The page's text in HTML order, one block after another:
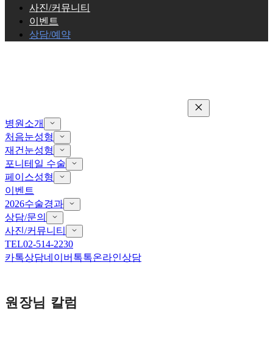
사진/커뮤니티
이벤트
상담/예약
병원소개
처음눈성형
재건눈성형
포니테일 수술
페이스성형
이벤트
2026수술경과
상담/문의
사진/커뮤니티
TEL02-514-2230
카톡상담네이버톡톡온라인상담
원장님 칼럼